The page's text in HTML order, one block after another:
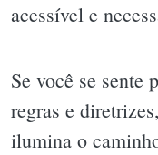
acessível e
Se você se sente
regras e
ilumina o